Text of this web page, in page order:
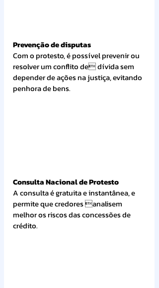
Prevenção de disputas
Com o protesto, é possível prevenir ou
resolver um conflito de dívida sem
depender de ações na justiça, evitando
penhora de bens.
Consulta Nacional de Protesto
A consulta é gratuita e instantânea, e
permite que credores analisem
melhor os riscos das concessões de
crédito.